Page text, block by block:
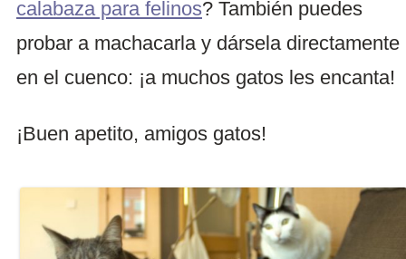
calabaza para felinos? También puedes
probar a machacarla y dársela directamente
en el cuenco: ¡a muchos gatos les encanta!
¡Buen apetito, amigos gatos!